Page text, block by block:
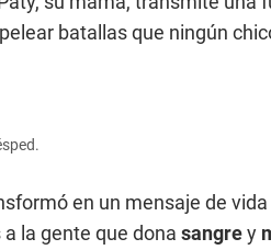
batallas que ningún
en un mensaje de vida
la gente que dona sangrey